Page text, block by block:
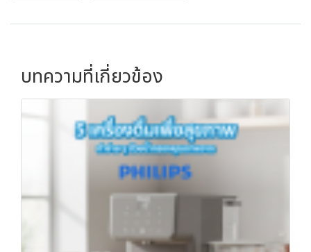
บทความที่เกี่ยวข้อง